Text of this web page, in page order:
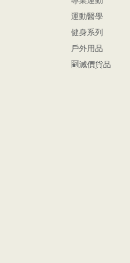
運動醫學
健身系列
戶外用品
🈹減價貨品